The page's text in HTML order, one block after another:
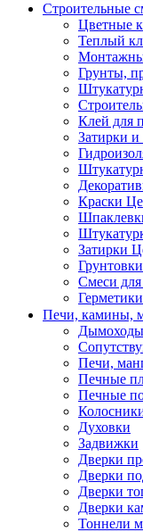
Строительные
Цветные
Теплый
Грунты,
Клей для
Затирки и
Краски
Затирки
Смеси
Печи, камины,
Дымоходы
Печи,
Печные
Печные
Духовки
Задвижки
Дверки
Дверки
Дверки
Дверки
Тоннели